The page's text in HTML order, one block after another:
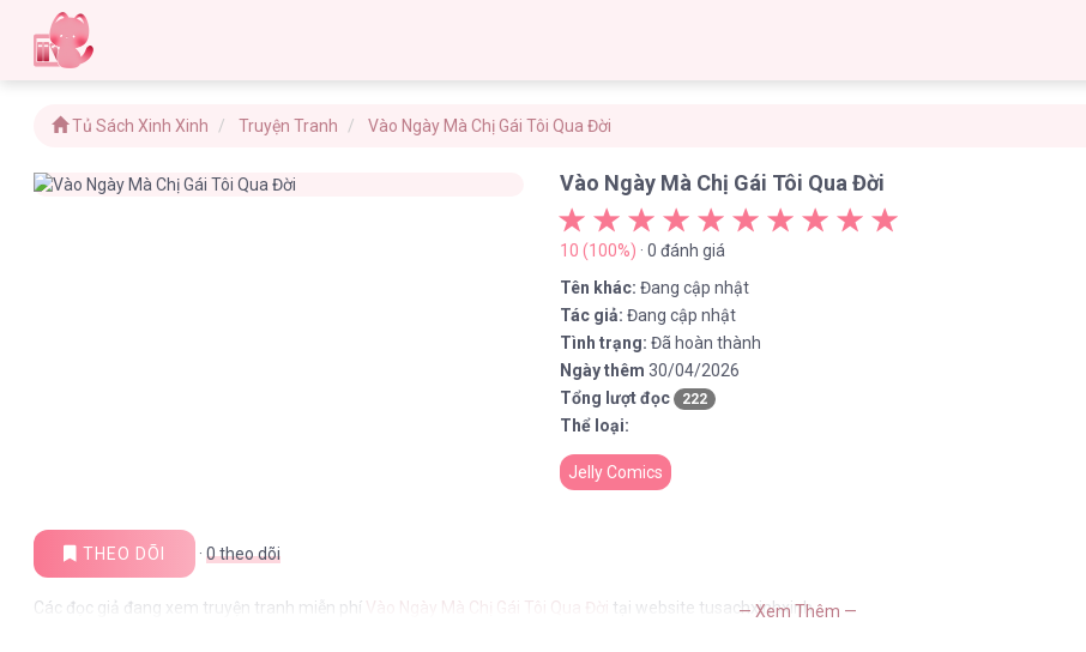
Tủ Sách Xinh Xinh Truyện Tranh Vào Ngày Mà Chị Gái Tôi Qua Đời
Vào Ngày Mà Chị Gái Tôi Qua Đời
10 (100%) · 0 đánh giá
Tên khác: Đang cập nhật
Tác giả: Đang cập nhật
Tình trạng: Đã hoàn thành
Ngày thêm 30/04/2026
Tổng lượt đọc
222
Thể loại:
Jelly Comics
THEO DÕI ·0theo dõi
Các đọc giả đang xem truyện tranh miễn phí Vào Ngày Mà Chị Gái Tôi Qua Đời tại website tusachxinhxinh
— Xem Thêm —